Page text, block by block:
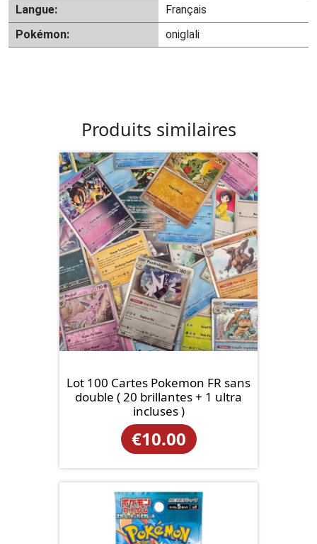
Langue:
Français
Pokémon:
oniglali
Produits similaires
Lot 100 Cartes Pokemon FR sans
double ( 20 brillantes + 1 ultra
incluses )
€10.00